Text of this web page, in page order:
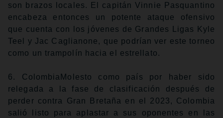
son brazos locales. El capitán Vinnie Pasquantino
encabeza entonces un potente ataque ofensivo
que cuenta con los jóvenes de Grandes Ligas Kyle
Teel y Jac Caglianone, que podrían ver este torneo
como un trampolín hacia el estrellato.
6. ColombiaMolesto como país por haber sido
relegada a la fase de clasificación después de
perder contra Gran Bretaña en el 2023, Colombia
salió listo para aplastar a sus oponentes en las